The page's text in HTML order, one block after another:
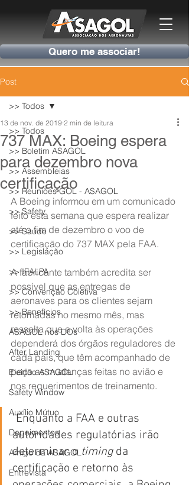
Quero me associar!
Post
>> Todos
>> Boletim ASAGOL
>> Assembleias
>> Reuniões GOL - ASAGOL
>> Safety
>> Saúde
>> Legislação
>> IFALPA
>> Convenção Coletiva
>> Benefícios
ASAGOL nos DOs
After Landing
Eleição ASAGOL
Safety Window
Auxílio Mútuo
Depoimentos
Amigo da ASAGOL
Entrevista
>> Todos
737 MAX: Boeing espera
para dezembro nova
certificação
13 de nov. de 2019 2 min de leitura
A Boeing informou em um comunicado
feito esta semana que espera realizar
até o fim de dezembro o voo de
certificação do 737 MAX pela FAA.
A fabricante também acredita ser
possível que as entregas de
aeronaves para os clientes sejam
retomadas no mesmo mês, mas
ressalta que a volta às operações
dependerá dos órgãos reguladores de
cada país, que têm acompanhado de
perto as mudanças feitas no avião e
nos requerimentos de treinamento.
"Enquanto a FAA e outras
autoridades regulatórias irão
determinar o timing da
certificação e retorno às